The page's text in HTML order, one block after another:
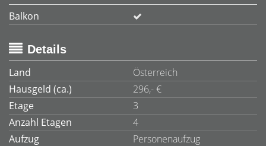
Balkon
Details
Land
Österreich
Hausgeld (ca.)
296,- €
Etage
3
Anzahl Etagen
4
Aufzug
Personenaufzug